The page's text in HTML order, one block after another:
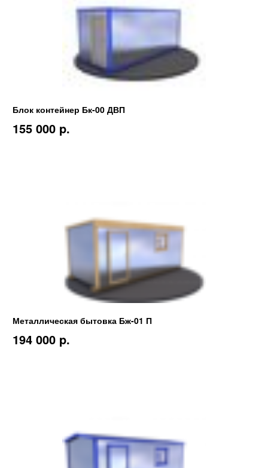
Блок контейнер Бк-00 ДВП
155 000 p.
Металлическая бытовка Бж-01 П
194 000 p.